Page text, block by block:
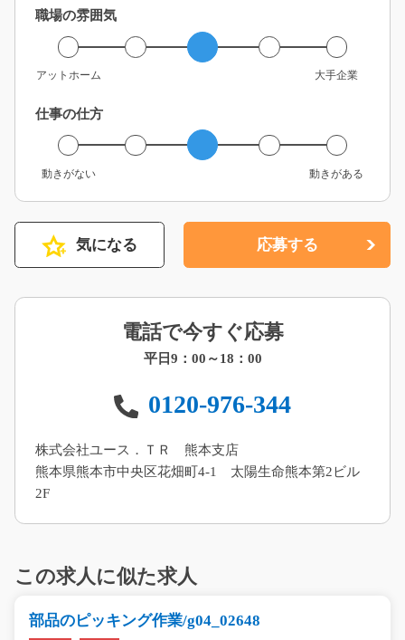
職場の雰囲気
アットホーム 大手企業
仕事の仕方
動きがない 動きがある
気になる 応募する
電話で今すぐ応募
平日9：00～18：00
0120-976-344
株式会社ユース．ＴＲ 熊本支店
熊本県熊本市中央区花畑町4-1 太陽生命熊本第2ビル
2F
この求人に似た求人
部品のピッキング作業/g04_02648